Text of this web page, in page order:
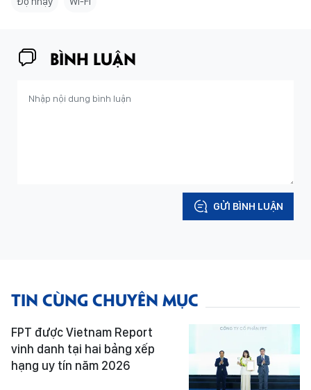
BÌNH LUẬN
GỬI BÌNH LUẬN
TIN CÙNG CHUYÊN MỤC
FPT được Vietnam Report
vinh danh tại hai bảng xếp
hạng uy tín năm 2026